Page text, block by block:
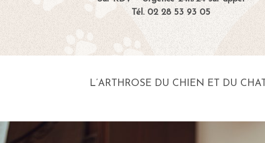
Tél. 02 28 53 93 05
L’ARTHROSE DU CHIEN ET DU CHAT